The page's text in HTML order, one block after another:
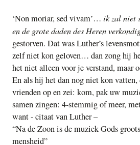
‘Non moriar, sed vivam’… ik zal niet
en de grote daden des Heren
gestorven. Dat was Luther’s
zelf niet kon geloven… dan zong hij
het niet alleen voor je verstand, maar
En als hij het dan nog niet kon
vrienden op en zei: kom, pak uw
samen zingen: 4-stemmig of meer,
want - citaat van Luther –
“Na de Zoon is de muziek Gods
mensheid”